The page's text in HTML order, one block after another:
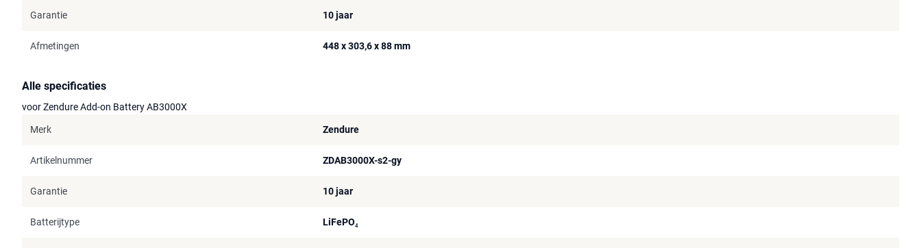
Garantie 10 jaar
Afmetingen 448 x 303,6 x 88 mm
Alle specificaties
voor Zendure Add-on Battery AB3000X
Merk Zendure
Artikelnummer ZDAB3000X-s2-gy
Garantie 10 jaar
Batterijtype LiFePO₄